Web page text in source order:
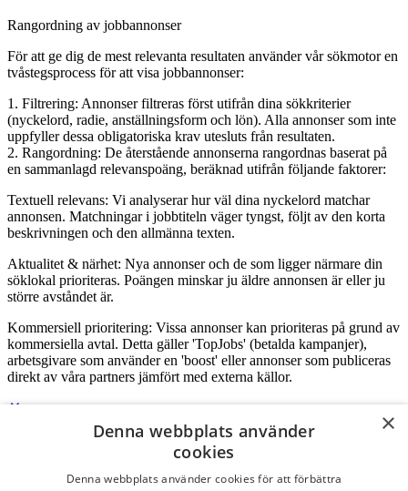
Rangordning av jobbannonser
För att ge dig de mest relevanta resultaten använder vår sökmotor en
tvåstegsprocess för att visa jobbannonser:
1. Filtrering: Annonser filtreras först utifrån dina sökkriterier
(nyckelord, radie, anställningsform och lön). Alla annonser som inte
uppfyller dessa obligatoriska krav utesluts från resultaten.
2. Rangordning: De återstående annonserna rangordnas baserat på
en sammanlagd relevanspoäng, beräknad utifrån följande faktorer:
Textuell relevans: Vi analyserar hur väl dina nyckelord matchar
annonsen. Matchningar i jobbtiteln väger tyngst, följt av den korta
beskrivningen och den allmänna texten.
Aktualitet & närhet: Nya annonser och de som ligger närmare din
söklokal prioriteras. Poängen minskar ju äldre annonsen är eller ju
större avståndet är.
Kommersiell prioritering: Vissa annonser kan prioriteras på grund av
kommersiella avtal. Detta gäller 'TopJobs' (betalda kampanjer),
arbetsgivare som använder en 'boost' eller annonser som publiceras
direkt av våra partners jämfört med externa källor.
×
Denna webbplats använder
cookies
Denna webbplats använder cookies för att förbättra